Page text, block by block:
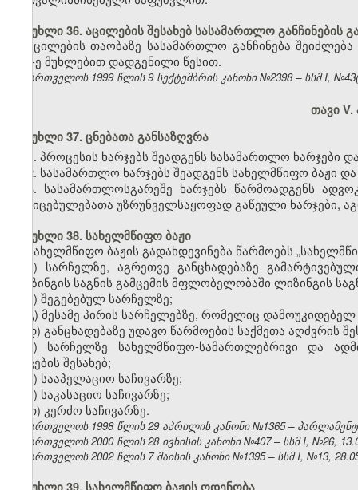
მუხლი 36. აცილების შესახებ სასამართლო განჩინების
აცილების თაობაზე სასამართლო განჩინება
404-ე მუხლებით დადგენილი წესით.
საქართველოს 1999 წლის 9 სექტემბრის კანონი №2398 – სსმ I,
თავი V.
მუხლი 37. ცნებათა განსაზღვრა
1. პროცესის ხარჯებს შეადგენს სასამართლო ხარჯები
2. სასამართლო ხარჯებს შეადგენს სახელმწიფო ბაჟი
3. სასამართლოსგარეშე ხარჯებს წარმოადგენს
მტკიცებულებათა უზრუნველსაყოფად გაწეული ხარჯები,
მუხლი 38. სახელმწიფო ბაჟი
სახელმწიფო ბაჟის გადახდევინება წარმოებს „
ა) სარჩელზე, აგრეთვე განცხადებაზე
ლიზინგის საგნის გამცემის მფლობელობაში ლიზინგის
ბ) შეგებებულ სარჩელზე;
გ) მესამე პირის სარჩელებზე, რომელიც
დ) განცხადებაზე უდავო წარმოების საქმეთა აღძვრის
ე) სარჩელზე სახელმწიფო-სამართლებრივი და
დავების შესახებ;
ვ) სააპელაციო საჩივარზე;
ზ) საკასაციო საჩივარზე;
თ) კერძო საჩივარზე.
საქართველოს 1998 წლის 29 აპრილის კანონი №1365 –
საქართველოს 2000 წლის 28 ივნისის კანონი №407 – სსმ I, №26,
საქართველოს 2002 წლის 7 მაისის კანონი №1395 – სსმ I, №13,